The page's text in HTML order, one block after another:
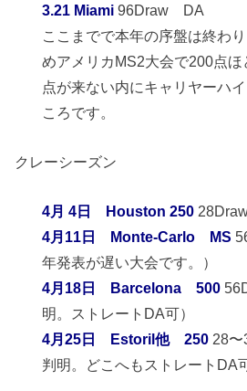
3.21 Miami 96Draw DA
ここまでで本年の序盤は終わ
めアメリカMS2大会で200点
点が来ない内にキャリヤーハ
ころです。
クレーシーズン
4月 4日 Houston 250
4月11日 Monte-Carlo MS
年発表が遅い大会です。）
4月18日 Barcelona 500
明。ストレートDA可）
4月25日 Estoril他 250 28
判明。どこへもストレートDA